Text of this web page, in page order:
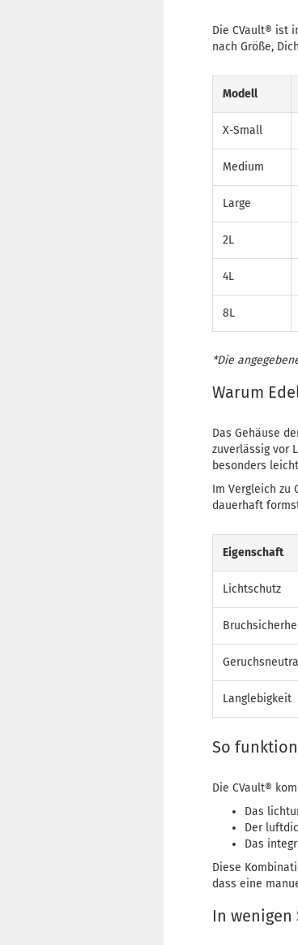
Die CVault® ist
nach Größe,
Modell
X-Small
Medium
Large
2L
4L
8L
*Die
Warum
Das Gehäuse
zuverlässig vor
besonders
Im Vergleich zu
dauerhaft
Eigenschaft
Lichtschutz
Langlebigkeit
So
Die CVault®
Das
Der
Das
Diese
dass eine
In